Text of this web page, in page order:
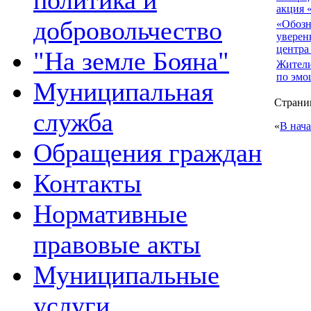
добровольчество
"На земле Бояна"
Муниципальная
служба
Обращения граждан
Контакты
Нормативные
правовые акты
Муниципальные
акция
по
«В